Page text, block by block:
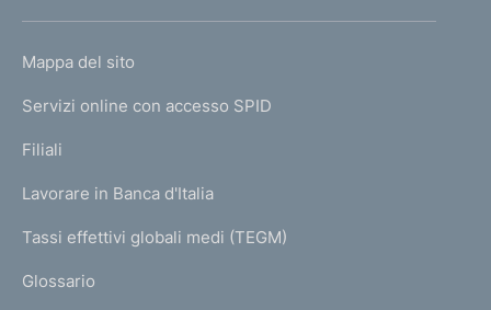
m
e
a
g
L
N
K
T
I
I
Mappa del sito
Servizi online con accesso SPID
Filiali
Lavorare in Banca d'Italia
Tassi effettivi globali medi (TEGM)
Glossario